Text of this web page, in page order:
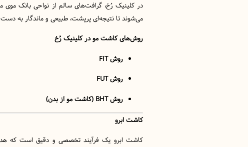
در کلینیک رُخ، گرافت‌های سالم از نواحی بانک
می‌شوند تا نتیجه‌ای پرپشت، طبیعی و ماندگار به دست
روش‌های کاشت مو در کلینیک رُخ
روش FIT
روش FUT
روش BHT (کاشت مو از بدن)
کاشت ابرو
کاشت ابرو یک فرآیند تخصصی و دقیق است که هدف